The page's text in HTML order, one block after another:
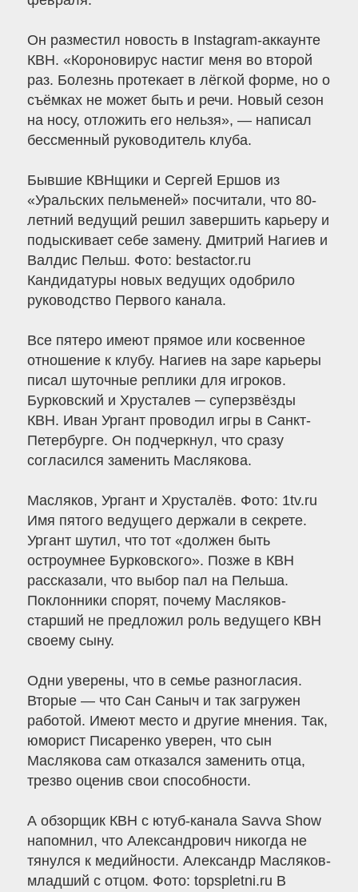
Он разместил новость в Instagram-аккаунте
КВН. «Короновирус настиг меня во второй
раз. Болезнь протекает в лёгкой форме, но о
съёмках не может быть и речи. Новый сезон
на носу, отложить его нельзя», — написал
бессменный руководитель клуба.
Бывшие КВНщики и Сергей Ершов из
«Уральских пельменей» посчитали, что 80-
летний ведущий решил завершить карьеру и
подыскивает себе замену. Дмитрий Нагиев и
Валдис Пельш. Фото: bestactor.ru
Кандидатуры новых ведущих одобрило
руководство Первого канала.
Все пятеро имеют прямое или косвенное
отношение к клубу. Нагиев на заре карьеры
писал шуточные реплики для игроков.
Бурковский и Хрусталев ─ суперзвёзды
КВН. Иван Ургант проводил игры в Санкт-
Петербурге. Он подчеркнул, что сразу
согласился заменить Маслякова.
Масляков, Ургант и Хрусталёв. Фото: 1tv.ru
Имя пятого ведущего держали в секрете.
Ургант шутил, что тот «должен быть
остроумнее Бурковского». Позже в КВН
рассказали, что выбор пал на Пельша.
Поклонники спорят, почему Масляков-
старший не предложил роль ведущего КВН
своему сыну.
Одни уверены, что в семье разногласия.
Вторые — что Сан Саныч и так загружен
работой. Имеют место и другие мнения. Так,
юморист Писаренко уверен, что сын
Маслякова сам отказался заменить отца,
трезво оценив свои способности.
А обзорщик КВН с ютуб-канала Savva Show
напомнил, что Александрович никогда не
тянулся к медийности. Александр Масляков-
младший с отцом. Фото: topspletni.ru В